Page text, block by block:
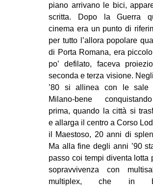
CULTURE
ARTE
CINEMA
MANIFESTI
MUSICA
RECENSIONI
INTERNAZIONALE
AMERICHE
ESTREMO ORIENTE
EUROPA
piano arrivano le bici,
scritta. Dopo la Guerra
cinema era un punto di
per tutto l’allora popolare
di Porta Romana, era
po’ defilato, faceva
seconda e terza visione.
’80 si allinea con le sale
Milano-bene
prima, quando la città si
e allarga il centro a Corso
il Maestoso, 20 anni di
Ma alla fine degli anni ’90
passo coi tempi diventa lotta
sopravvivenza con
multiplex, che in